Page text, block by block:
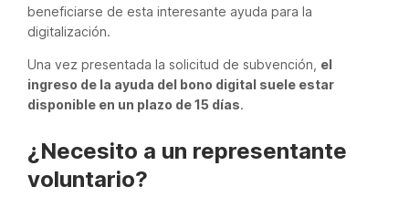
beneficiarse de esta interesante ayuda para la
digitalización.
Una vez presentada la solicitud de subvención, el
ingreso de la ayuda del bono digital suele estar
disponible en un plazo de 15 días.
¿Necesito a un representante
voluntario?